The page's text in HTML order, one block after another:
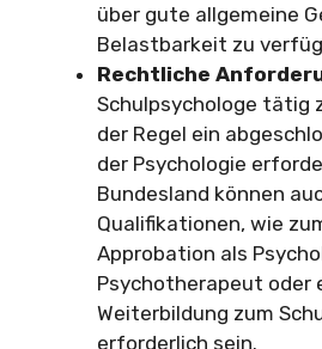
über gute allgemeine
Belastbarkeit zu
Rechtliche
Schulpsychologe tätig
der Regel ein
der Psychologie
Bundesland können
Qualifikationen, wie
Approbation als
Psychotherapeut oder
Weiterbildung zum
erforderlich sein.